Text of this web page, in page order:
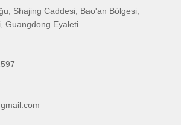
Shajing Caddesi, Bao'an Bölgesi,
Guangdong Eyaleti